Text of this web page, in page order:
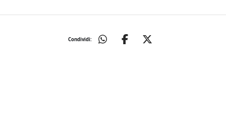
Condividi: